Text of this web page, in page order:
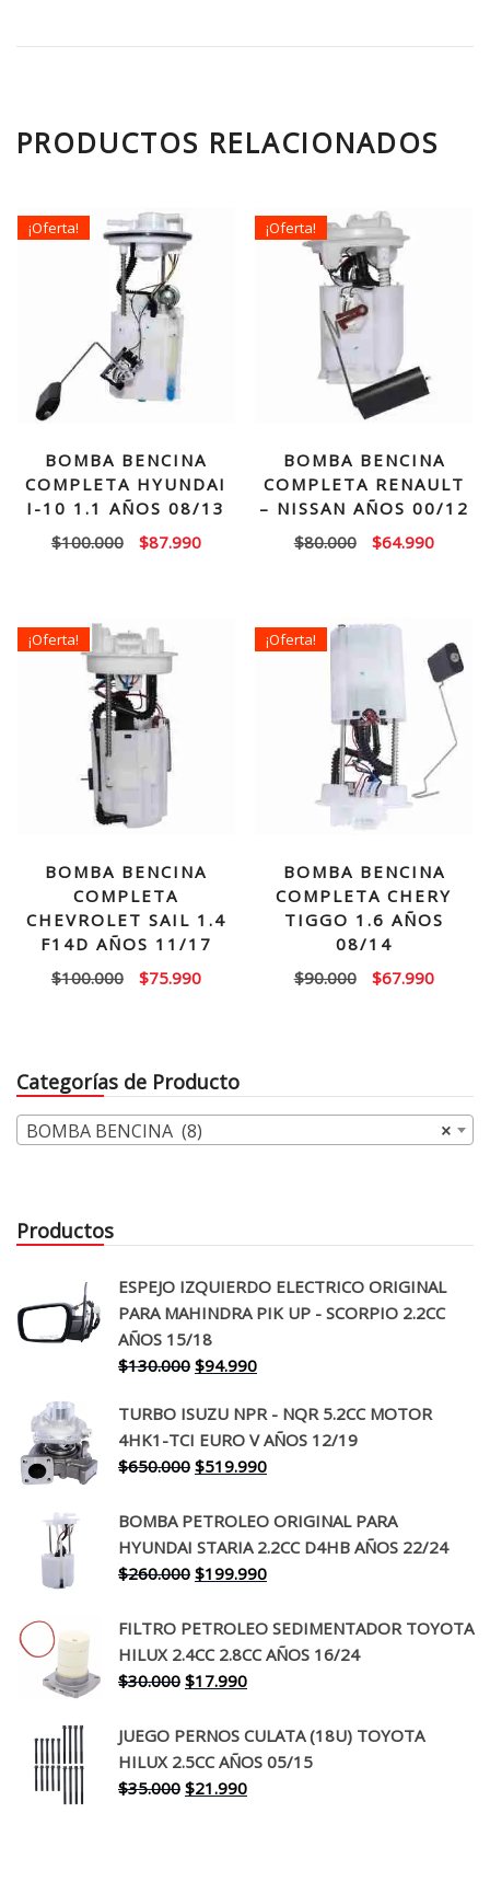
PRODUCTOS RELACIONADOS
¡Oferta!
BOMBA BENCINA
COMPLETA HYUNDAI
I-10 1.1 AÑOS 08/13
$100.000
El
$100.000.
$87.990El
$87.990.
¡Oferta!
BOMBA BENCINA
COMPLETA RENAULT
– NISSAN AÑOS 00/12
$80.000
El
era:
$64.990El
¡Oferta!
BOMBA BENCINA
COMPLETA
CHEVROLET SAIL 1.4
F14D AÑOS 11/17
$100.000
El
$100.000.
$75.990El
$75.990.
¡Oferta!
BOMBA BENCINA
COMPLETA CHERY
TIGGO 1.6 AÑOS
08/14
$90.000
El
$67.990El
Categorías de Producto
×
BOMBA BENCINA (8)
Productos
ESPEJO IZQUIERDO ELECTRICO ORIGINAL
PARA MAHINDRA PIK UP - SCORPIO 2.2CC
AÑOS 15/18
$130.000 El
original
era:
$130.000.
$94.990El
actual
es:
$94.990.
TURBO ISUZU NPR - NQR 5.2CC MOTOR
4HK1-TCI EURO V AÑOS 12/19
$650.000 El
original
era:
$650.000.
$519.990El
actual
es:
$519.990.
BOMBA PETROLEO ORIGINAL PARA
HYUNDAI STARIA 2.2CC D4HB AÑOS 22/24
$260.000 El
original
era:
$260.000.
$199.990El
actual
es:
FILTRO PETROLEO SEDIMENTADOR TOYOTA
HILUX 2.4CC 2.8CC AÑOS 16/24
$30.000 El
original
era:
$30.000.
$17.990El
actual
es:
$17.990.
JUEGO PERNOS CULATA (18U) TOYOTA
HILUX 2.5CC AÑOS 05/15
$35.000 El
$21.990El